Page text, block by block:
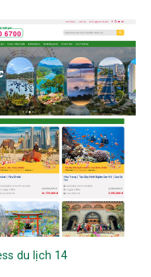
du lịch 14